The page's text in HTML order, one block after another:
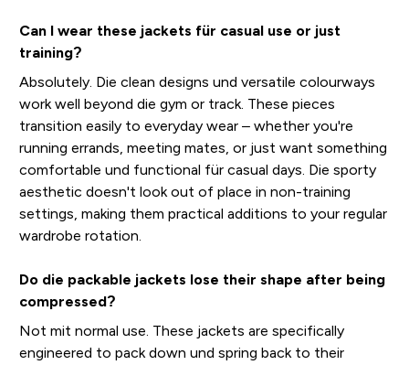
Can I wear these jackets für casual use or just
training?
Absolutely. Die clean designs und versatile colourways
work well beyond die gym or track. These pieces
transition easily to everyday wear – whether you're
running errands, meeting mates, or just want something
comfortable und functional für casual days. Die sporty
aesthetic doesn't look out of place in non-training
settings, making them practical additions to your regular
wardrobe rotation.
Do die packable jackets lose their shape after being
compressed?
Not mit normal use. These jackets are specifically
engineered to pack down und spring back to their